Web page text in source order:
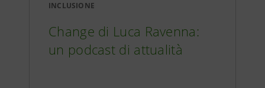
INCLUSIONE
Change di Luca Ravenna:
un podcast di attualità